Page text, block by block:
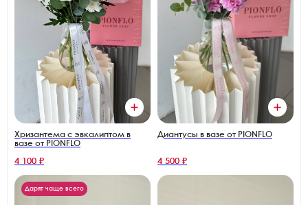
Хризантема с эвкалиптом в
вазе от PIONFLO
4 100 ₽
Диантусы в вазе от PIONFLO
4 500 ₽
Дарят чаще всего